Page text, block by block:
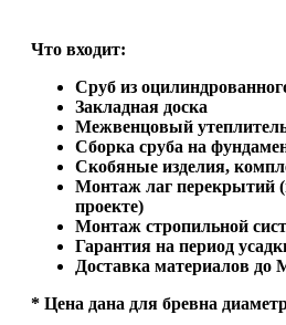
Что входит:
Сруб из
Закладная доска
Межвенцовый
Сборка сруба на
Скобяные изделия,
Монтаж лаг перекрытий
проекте)
Монтаж стропильной
Гарантия на период
Доставка материалов до
* Цена дана для бревна